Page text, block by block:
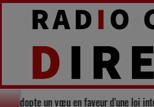
du Gers adopte un vœu en